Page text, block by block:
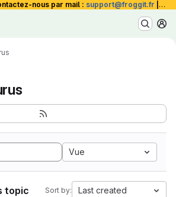
nous par mail : support@froggit.fr La
Vue
topic Sort by: Last created